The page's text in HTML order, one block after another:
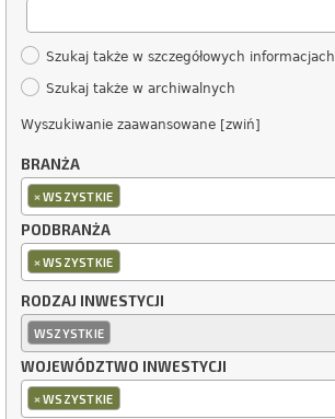
Szukaj także w szczegółowych informacjach
Szukaj także w archiwalnych
Wyszukiwanie zaawansowane [zwiń]
BRANŻA
×WSZYSTKIE
PODBRANŻA
×WSZYSTKIE
RODZAJ INWESTYCJI
WSZYSTKIE
WOJEWÓDZTWO INWESTYCJI
×WSZYSTKIE